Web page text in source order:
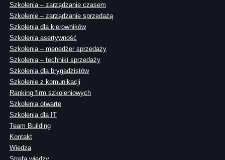
Szkolenia – zarządzanie czasem
Szkolenie – zarządzanie sprzedażą
Szkolenia dla kierowników
Szkolenia asertywność
Szkolenia – menedżer sprzedaży
Szkolenia – techniki sprzedaży
Szkolenia dla brygadzistów
Szkolenie z komunikacji
Ranking firm szkoleniowych
Szkolenia otwarte
Szkolenia dla IT
Team Building
Kontakt
Wiedza